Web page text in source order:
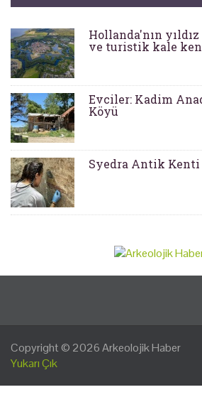
Hollanda'nın
ve turistik kale
Evciler: Kadim
Köyü
Syedra Antik Kenti
Copyright © 2026Arkeolojik Haber
Yukarı Çık